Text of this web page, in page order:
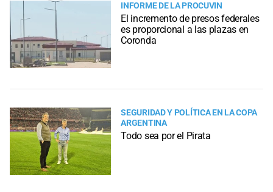
INFORME DE LA PROCUVIN
El incremento de presos federales
es proporcional a las plazas en
Coronda
SEGURIDAD Y POLÍTICA EN LA COPA
ARGENTINA
Todo sea por el Pirata